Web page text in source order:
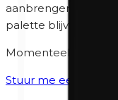
aanbrengen van
palette blijven de
Momenteel niet op
Stuur me een bericht